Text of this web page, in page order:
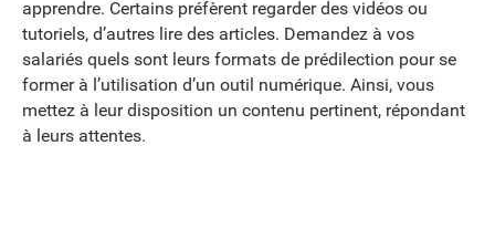
apprendre. Certains préfèrent regarder des vidéos ou
tutoriels, d’autres lire des articles. Demandez à vos
salariés quels sont leurs formats de prédilection pour se
former à l’utilisation d’un outil numérique. Ainsi, vous
mettez à leur disposition un contenu pertinent, répondant
à leurs attentes.